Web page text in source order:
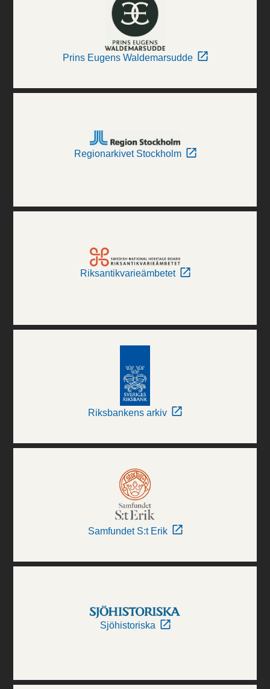
Prins Eugens Waldemarsudde
Regionarkivet Stockholm
Riksantikvarieämbetet
Riksbankens arkiv
Samfundet S:t Erik
Sjöhistoriska